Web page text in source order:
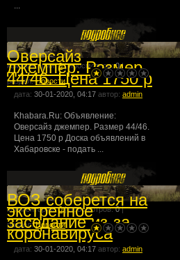
...
комментарии:0| просмотров:0|
раздел:Новости
Оверсайз
джемпер. Размер
44/46. Цена 1750 р
дата: 30-01-2020, 04:17 автор: admin
Khabara.Ru: Объявление:
Оверсайз джемпер. Размер 44/46.
Цена 1750 р Доска объявлений в
Хабаровске - подать ...
комментарии:0| просмотров:0|
раздел:Новости
ВОЗ соберется на
экстренное
заседание из-за
коронавируса
дата: 30-01-2020, 04:17 автор: admin